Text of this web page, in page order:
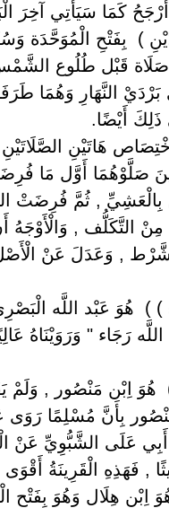
كَمَا سَيَأْتِي آخِرَ
) ‏ ‏بِفَتْحِ الْمُوَحَّدَة
قَبْل طُلُوع
بَرْدَيْ النَّهَارِ وَهُمَا
أَيْضًا.
هَاتَيْنِ
صَلَّوْهُمَا أَوَّل مَا
بِالْعَشِيِّ , ثُمَّ
مِنْ التَّكَلُّف ,
, وَعَدَلَ عَنْ الْأَصْل
) ) ‏ ‏هُوَ عَبْد اللَّه
اللَّه رَجَاء "
‏هُوَ اِبْن مَنْصُور ,
بِأَنَّ مُسْلِمًا
عَلَى الشَّبُّوِيِّ عَنْ
, فَهَذِهِ الْقَرِينَةُ
اِبْن هِلَال وَهُوَ